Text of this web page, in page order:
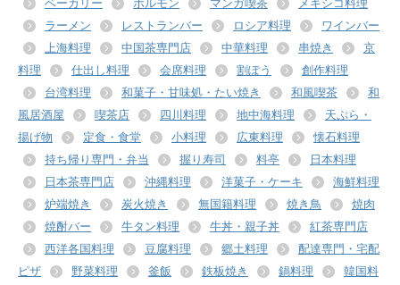
ベーカリー ホルモン マンガ喫茶
メキシコ料理
ラーメン
レストランバー ロシア料理
ワインバー
上海料理
中国茶専門店 中華料理 串焼き
京
料理
仕出し料理 会席料理 割ぽう
創作料理
台湾料理
和菓子・甘味処・たい焼き 和風喫茶
和
風居酒屋
喫茶店 四川料理 地中海料理
天ぷら・
揚げ物
定食・食堂 小料理 広東料理
懐石料理
持ち帰り専門・弁当
握り寿司 料亭
日本料理
日本茶専門店
沖縄料理 洋菓子・ケーキ
海鮮料理
炉端焼き
炭火焼き 無国籍料理 焼き鳥
焼肉
焼酎バー
牛タン料理 牛丼・親子丼
紅茶専門店
西洋各国料理
豆腐料理 郷土料理
配達専門・宅配
ピザ
野菜料理 釜飯 鉄板焼き 鍋料理
韓国料